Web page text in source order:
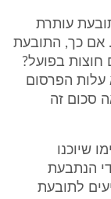
נאמר כי התובעת עותרת
בסכום של 7,000 דולר. אם כך, התובעת
בפועל?
הפרסום
סכום זה
שיוכנו
הנתבעת
לתובעת